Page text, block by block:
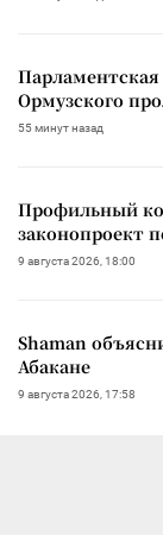
Ормузского
55 минут назад
Профильный
законопроект
9 августа 2026, 18:00
Shaman
Абакане
9 августа 2026, 17:58